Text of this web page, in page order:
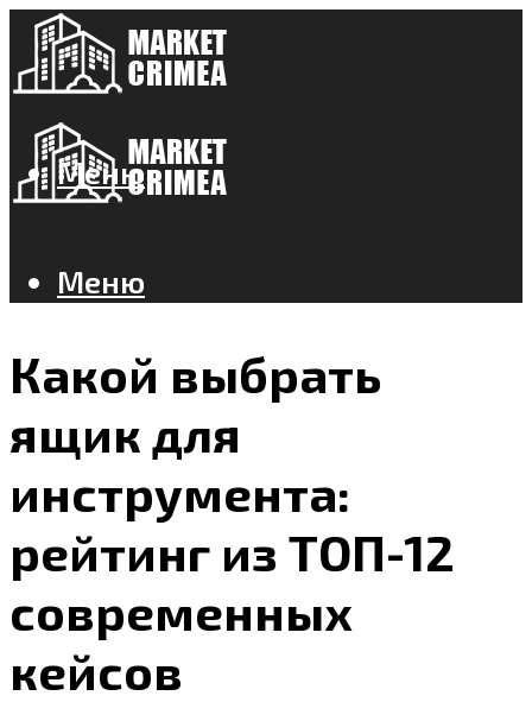
Меню
Меню
Какой выбрать
ящик для
инструмента:
рейтинг из ТОП-12
современных
кейсов